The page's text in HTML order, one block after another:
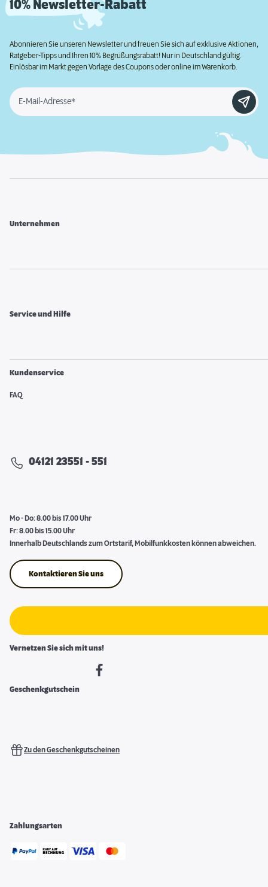
10% Newsletter-Rabatt
Abonnieren Sie unseren Newsletter und freuen Sie sich auf exklusive Aktionen,
Ratgeber-Tipps und Ihren 10% Begrüßungsrabatt! Nur in Deutschland gültig.
Einlösbar im Markt gegen Vorlage des Coupons oder online im Warenkorb.
E-Mail-Adresse*
Unternehmen
Service und Hilfe
Kundenservice
FAQ
04121 23551 - 551
Mo - Do: 8.00 bis 17.00 Uhr
Fr: 8.00 bis 15.00 Uhr
Innerhalb Deutschlands zum Ortstarif, Mobilfunkkosten können abweichen.
Kontaktieren Sie uns
Vernetzen Sie sich mit uns!
Geschenkgutschein
Zu den Geschenkgutscheinen
Zahlungsarten